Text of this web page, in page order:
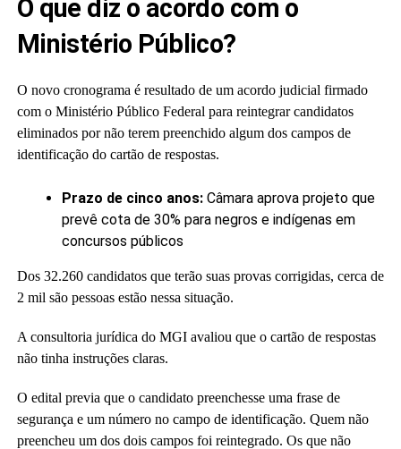
O que diz o acordo com o
Ministério Público?
O novo cronograma é resultado de um acordo judicial firmado
com o Ministério Público Federal para reintegrar candidatos
eliminados por não terem preenchido algum dos campos de
identificação do cartão de respostas.
Prazo de cinco anos: Câmara aprova projeto que
prevê cota de 30% para negros e indígenas em
concursos públicos
Dos 32.260 candidatos que terão suas provas corrigidas, cerca de
2 mil são pessoas estão nessa situação.
A consultoria jurídica do MGI avaliou que o cartão de respostas
não tinha instruções claras.
O edital previa que o candidato preenchesse uma frase de
segurança e um número no campo de identificação. Quem não
preencheu um dos dois campos foi reintegrado. Os que não